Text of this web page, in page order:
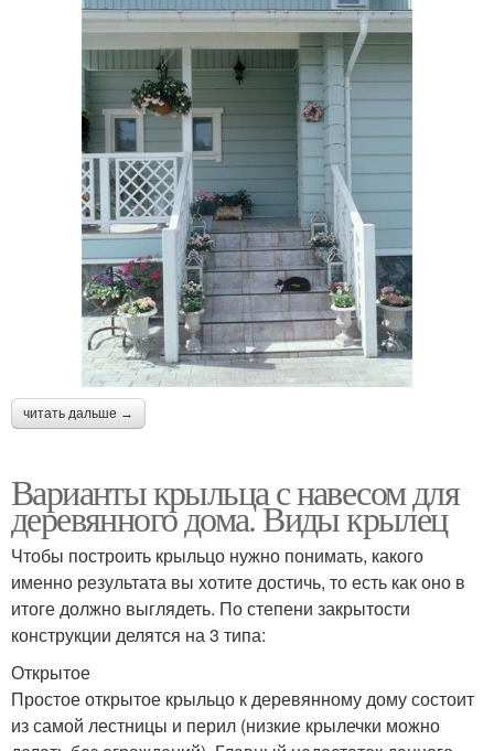
читать дальше →
Варианты крыльца с навесом для
деревянного дома. Виды крылец
Чтобы построить крыльцо нужно понимать, какого
именно результата вы хотите достичь, то есть как оно в
итоге должно выглядеть. По степени закрытости
конструкции делятся на 3 типа:
Открытое
Простое открытое крыльцо к деревянному дому состоит
из самой лестницы и перил (низкие крылечки можно